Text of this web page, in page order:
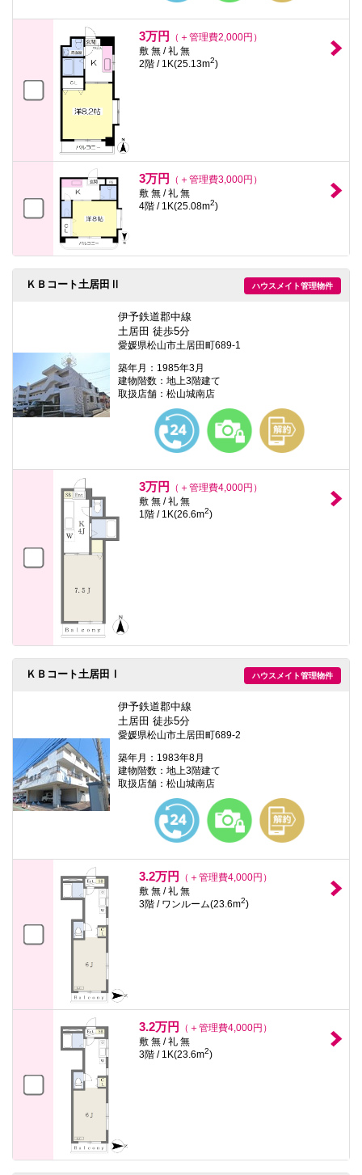
3万円
（＋管理費2,000円）
敷 無 / 礼 無
2階 / 1K(25.13m2)
3万円
（＋管理費3,000円）
敷 無 / 礼 無
4階 / 1K(25.08m2)
ハウスメイト管理物件
ＫＢコート土居田Ⅱ
伊予鉄道郡中線
土居田 徒歩5分
愛媛県松山市土居田町689-1
築年月：1985年3月
建物階数：地上3階建て
取扱店舗：松山城南店
3万円
（＋管理費4,000円）
敷 無 / 礼 無
1階 / 1K(26.6m2)
ハウスメイト管理物件
ＫＢコート土居田Ⅰ
伊予鉄道郡中線
土居田 徒歩5分
愛媛県松山市土居田町689-2
築年月：1983年8月
建物階数：地上3階建て
取扱店舗：松山城南店
3.2万円
（＋管理費4,000円）
敷 無 / 礼 無
3階 / ワンルーム(23.6m2)
3.2万円
（＋管理費4,000円）
敷 無 / 礼 無
3階 / 1K(23.6m2)